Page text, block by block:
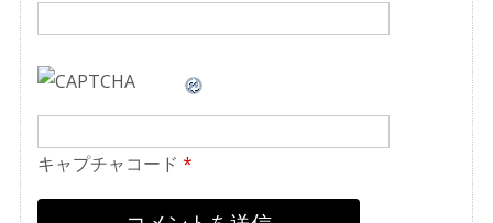
キャプチャコード *